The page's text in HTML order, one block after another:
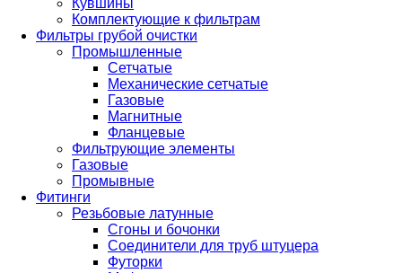
Комплектующие к фильтрам
Фильтры грубой очистки
Промышленные
Сетчатые
Механические сетчатые
Газовые
Магнитные
Фланцевые
Фильтрующие элементы
Газовые
Промывные
Фитинги
Резьбовые латунные
Сгоны и бочонки
Соединители для труб штуцера
Футорки